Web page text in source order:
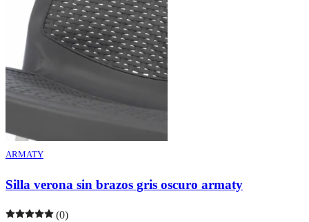
ARMATY
Silla verona sin brazos gris oscuro armaty
(0)